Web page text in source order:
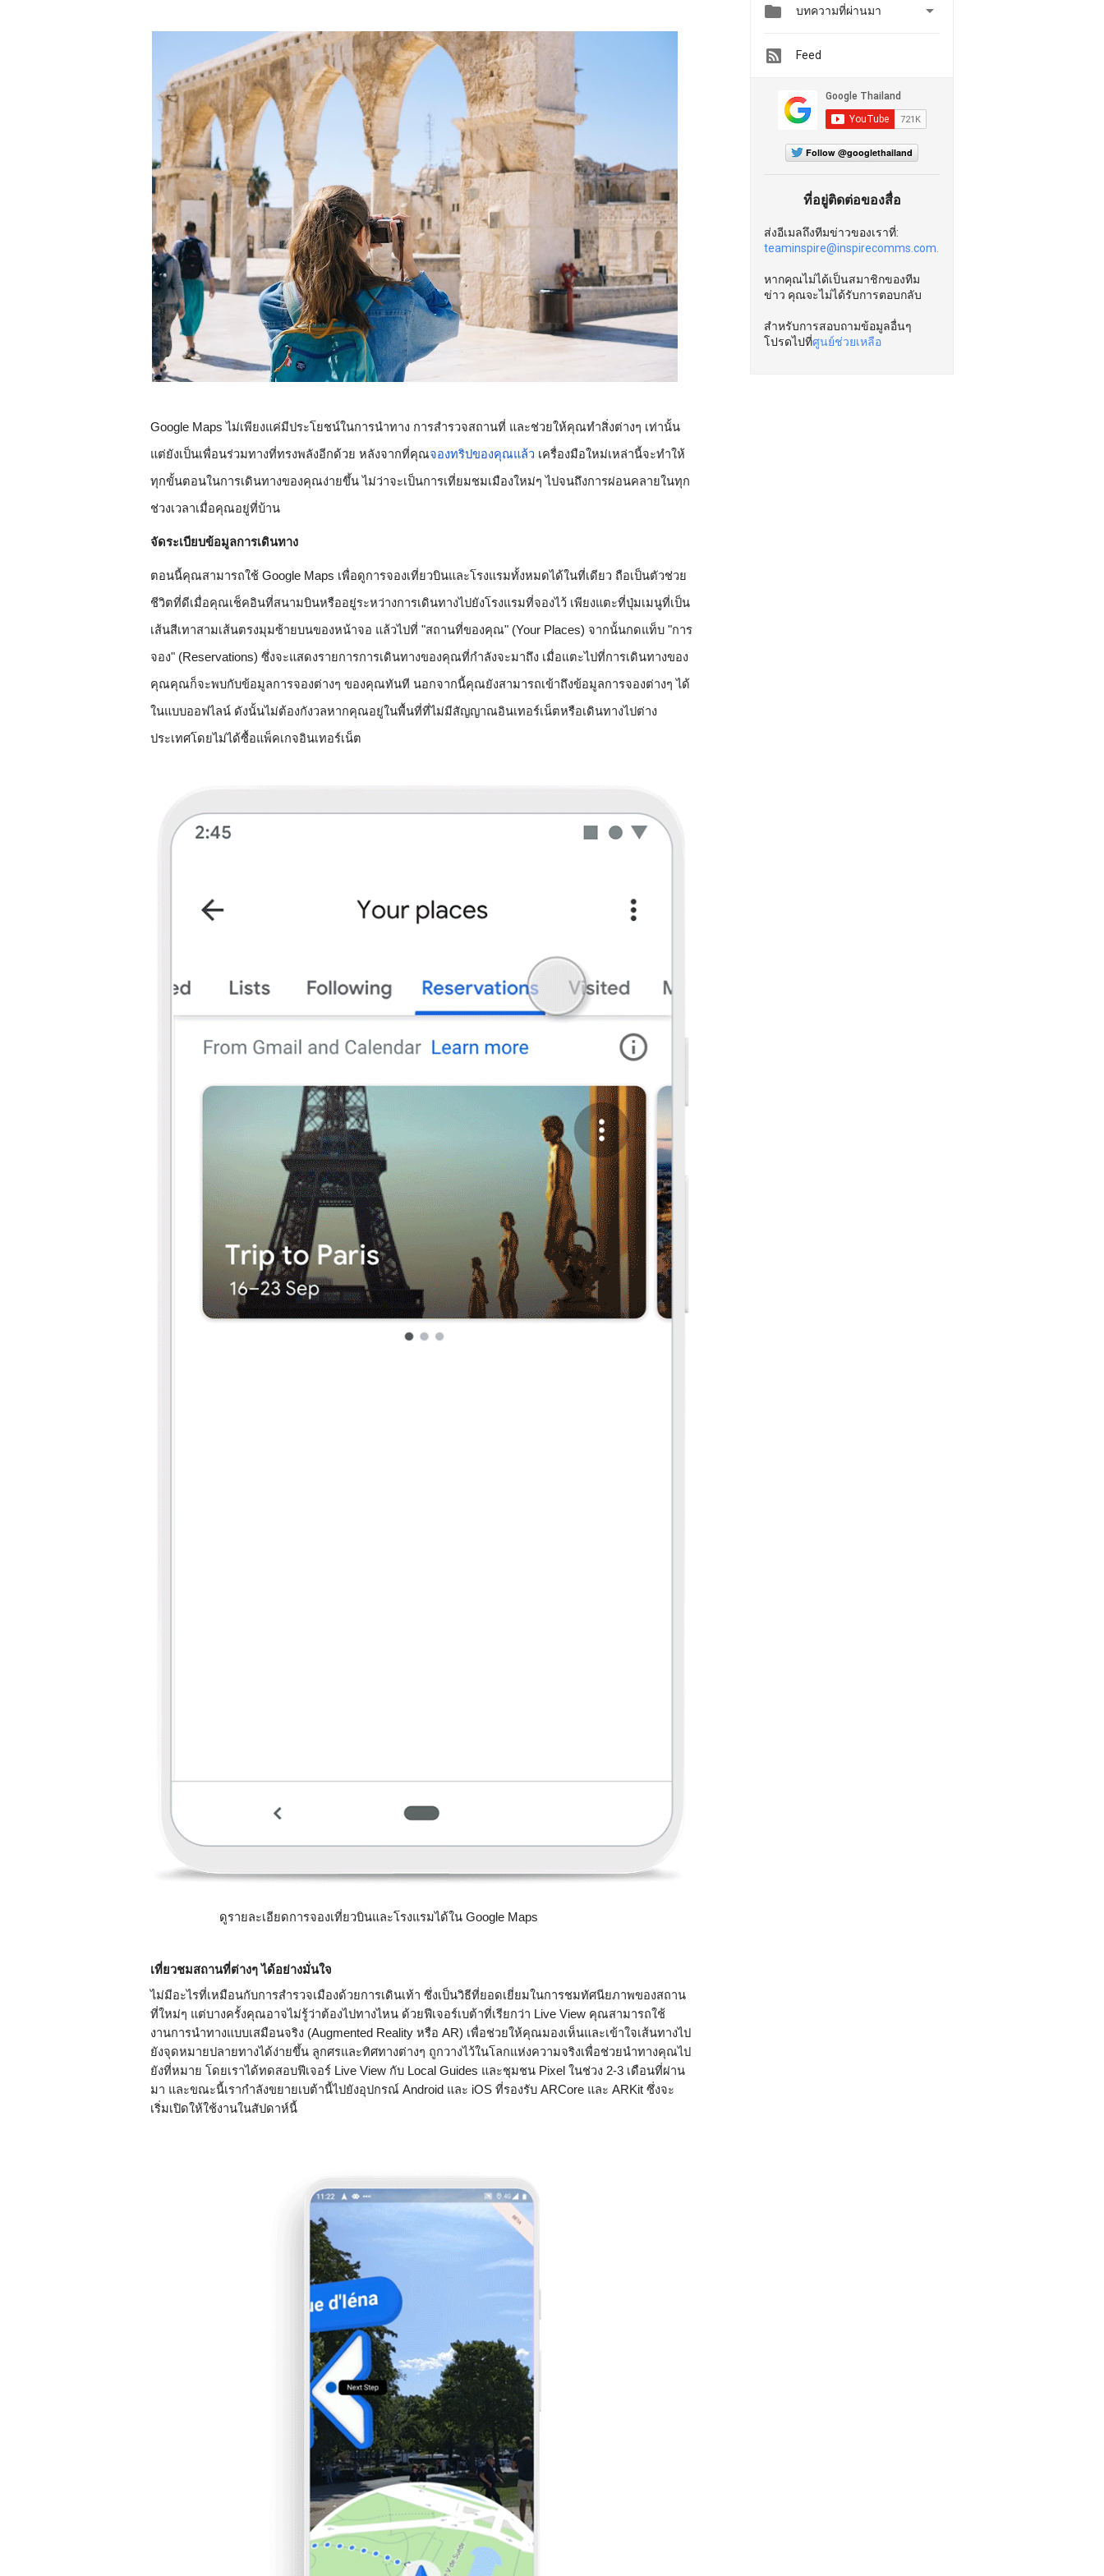
Google Maps ไม่เพียงแค่มีประโยชน์ในการนำทาง การสำรวจสถานที่ และช่วยให้คุณทำสิ่งต่างๆ เท่านั้น
แต่ยังเป็นเพื่อนร่วมทางที่ทรงพลังอีกด้วย หลังจากที่คุณจองทริปของคุณแล้ว เครื่องมือใหม่เหล่านี้จะทำให้
ทุกขั้นตอนในการเดินทางของคุณง่ายขึ้น ไม่ว่าจะเป็นการเที่ยมชมเมืองใหม่ๆ ไปจนถึงการผ่อนคลายในทุก
ช่วงเวลาเมื่อคุณอยู่ที่บ้าน
จัดระเบียบข้อมูลการเดินทาง
ตอนนี้คุณสามารถใช้ Google Maps เพื่อดูการจองเที่ยวบินและโรงแรมทั้งหมดได้ในที่เดียว ถือเป็นตัวช่วย
ชีวิตที่ดีเมื่อคุณเช็คอินที่สนามบินหรืออยู่ระหว่างการเดินทางไปยังโรงแรมที่จองไว้ เพียงแตะที่ปุ่มเมนูที่เป็น
เส้นสีเทาสามเส้นตรงมุมซ้ายบนของหน้าจอ แล้วไปที่ "สถานที่ของคุณ" (Your Places) จากนั้นกดแท็บ "การ
จอง" (Reservations) ซึ่งจะแสดงรายการการเดินทางของคุณที่กำลังจะมาถึง เมื่อแตะไปที่การเดินทางของ
คุณคุณก็จะพบกับข้อมูลการจองต่างๆ ของคุณทันที นอกจากนี้คุณยังสามารถเข้าถึงข้อมูลการจองต่างๆ ได้
ในแบบออฟไลน์ ดังนั้นไม่ต้องกังวลหากคุณอยู่ในพื้นที่ที่ไม่มีสัญญาณอินเทอร์เน็ตหรือเดินทางไปต่าง
ประเทศโดยไม่ได้ซื้อแพ็คเกจอินเทอร์เน็ต
ดูรายละเอียดการจองเที่ยวบินและโรงแรมได้ใน Google Maps
เที่ยวชมสถานที่ต่างๆ ได้อย่างมั่นใจ
ไม่มีอะไรที่เหมือนกับการสำรวจเมืองด้วยการเดินเท้า ซึ่งเป็นวิธีที่ยอดเยี่ยมในการชมทัศนียภาพของสถาน
ที่ใหม่ๆ แต่บางครั้งคุณอาจไม่รู้ว่าต้องไปทางไหน ด้วยฟีเจอร์เบต้าที่เรียกว่า Live View คุณสามารถใช้
งานการนำทางแบบเสมือนจริง (Augmented Reality หรือ AR) เพื่อช่วยให้คุณมองเห็นและเข้าใจเส้นทางไป
ยังจุดหมายปลายทางได้ง่ายขึ้น ลูกศรและทิศทางต่างๆ ถูกวางไว้ในโลกแห่งความจริงเพื่อช่วยนำทางคุณไป
ยังที่หมาย โดยเราได้ทดสอบฟีเจอร์ Live View กับ Local Guides และชุมชน Pixel ในช่วง 2-3 เดือนที่ผ่าน
มา และขณะนี้เรากำลังขยายเบต้านี้ไปยังอุปกรณ์ Android และ iOS ที่รองรับ ARCore และ ARKit ซึ่งจะ
เริ่มเปิดให้ใช้งานในสัปดาห์นี้
 บทความที่ผ่านมา 
Feed
Follow @googlethailand
ที่อยู่ติดต่อของสื่อ
ส่งอีเมลถึงทีมข่าวของเราที่:
teaminspire@inspirecomms.com.
หากคุณไม่ได้เป็นสมาชิกของทีม
ข่าว คุณจะไม่ได้รับการตอบกลับ
สำหรับการสอบถามข้อมูลอื่นๆ
โปรดไปที่ศูนย์ช่วยเหลือ